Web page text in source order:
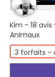
Kim - 18 avis
Animaux
3 forfaits -